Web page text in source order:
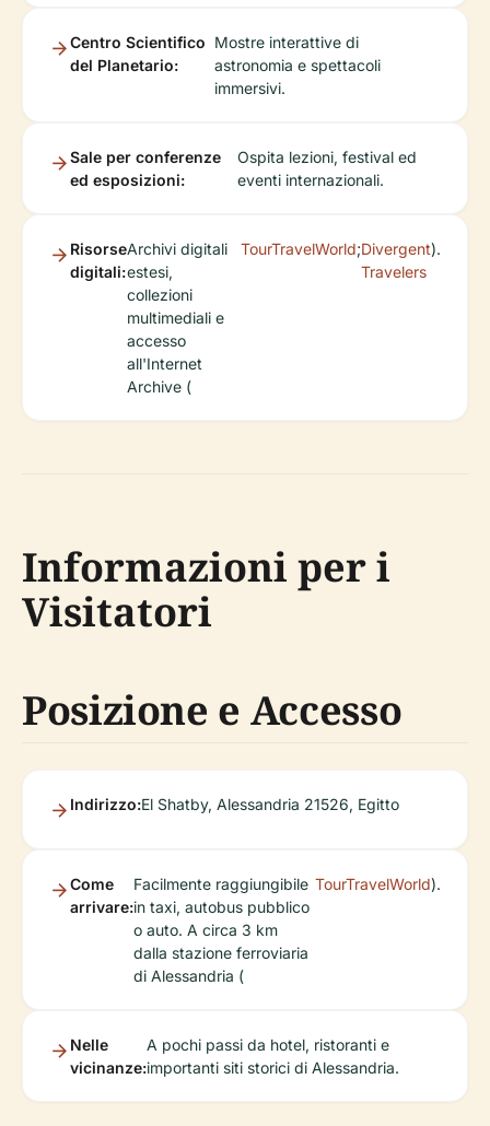
Centro Scientifico
del Planetario:
Mostre interattive di
astronomia e spettacoli
immersivi.
Sale per conferenze
ed esposizioni:
Ospita lezioni, festival ed
eventi internazionali.
Risorse
digitali:
Archivi digitali
estesi,
collezioni
multimediali e
accesso
all'Internet
Archive (
TourTravelWorld;Divergent
Travelers
).
Informazioni per i
Visitatori
Posizione e Accesso
Indirizzo:El Shatby, Alessandria 21526, Egitto
Come
arrivare:
Facilmente raggiungibile
in taxi, autobus pubblico
o auto. A circa 3 km
dalla stazione ferroviaria
di Alessandria (
TourTravelWorld).
Nelle
vicinanze:
A pochi passi da hotel, ristoranti e
importanti siti storici di Alessandria.